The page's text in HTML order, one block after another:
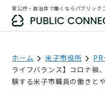
官公庁・自治体で働くならパブリック
ホーム 米子市役所
ライフバランス】コロナ禍
験する米子市職員の働きと